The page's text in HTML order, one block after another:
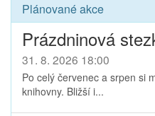
Plánované akce
Prázdninová
31. 8. 2026 18:00
Po celý červenec a srpen si
knihovny. Bližší i...